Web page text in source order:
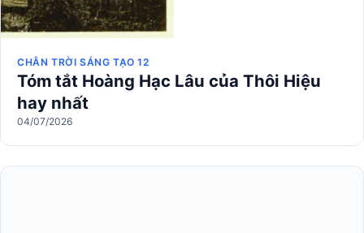
CHÂN TRỜI SÁNG TẠO 12
Tóm tắt Hoàng Hạc Lâu của Thôi Hiệu
hay nhất
04/07/2026